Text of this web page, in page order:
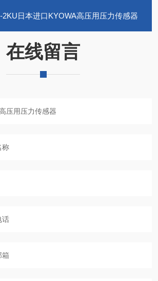
2KU日本进口KYOWA高压用压力传感器
在线留言